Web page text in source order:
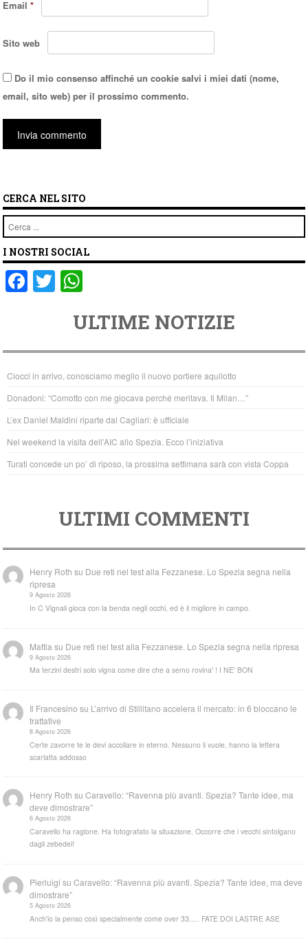
Email*
Sito web
Do il mio consenso affinché un cookie salvi i miei dati (nome,
email, sito web) per il prossimo commento.
CERCA NEL SITO
Cerca
I NOSTRI SOCIAL
F
a
e
b
o
o
k
T
wi
er
at
s
A
p
p
ULTIME NOTIZIE
Ciocci in arrivo, conosciamo meglio il nuovo portiere aquilotto
Donadoni: “Comotto con me giocava perché meritava. Il Milan…”
L’ex Daniel Maldini riparte dal Cagliari: è ufficiale
Nel weekend la visita dell’AIC allo Spezia. Ecco l’iniziativa
Turati concede un po’ di riposo, la prossima settimana sarà con vista Coppa
ULTIMI COMMENTI
Henry Roth su Due reti nel test alla Fezzanese. Lo Spezia segna nella
ripresa
9 Agosto 2026
In C Vignali gioca con la benda negli occhi, ed è il migliore in campo.
Mattia su Due reti nel test alla Fezzanese. Lo Spezia segna nella ripresa
9 Agosto 2026
Ma terzini destri solo vigna come dire che a semo rovina' ! I NE' BON
Il Francesino su L’arrivo di Stillitano accelera il mercato: in 6 bloccano le
trattative
8 Agosto 2026
Certe zavorre te le devi accollare in eterno. Nessuno li vuole, hanno la lettera
scarlatta addosso
Henry Roth suCaravello: “Ravenna più avanti. Spezia? Tante idee, ma
deve dimostrare”
6 Agosto 2026
Caravello ha ragione. Ha fotografato la situazione. Occorre che i vecchi sintolgano
dagli zebedei!
Pierluigi suCaravello: “Ravenna più avanti. Spezia? Tante idee, ma deve
dimostrare”
5 Agosto 2026
Anch'io la penso così specialmente come over 33..... FATE DOI LASTRE ASE